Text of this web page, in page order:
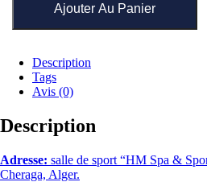
pour
femmes
Ramadan-
Ajouter Au Panier
Description
Tags
Avis (0)
Description
Adresse: salle de sport “HM Spa &
Cheraga, Alger.